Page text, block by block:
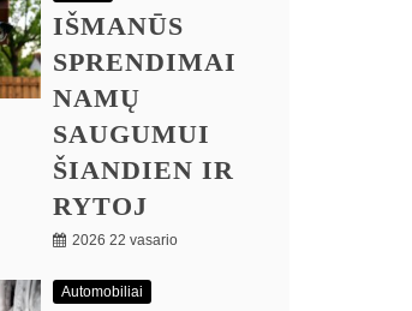
IŠMANŪS
SPRENDIMAI
NAMŲ
SAUGUMUI
ŠIANDIEN IR
RYTOJ
2026 22 vasario
Automobiliai